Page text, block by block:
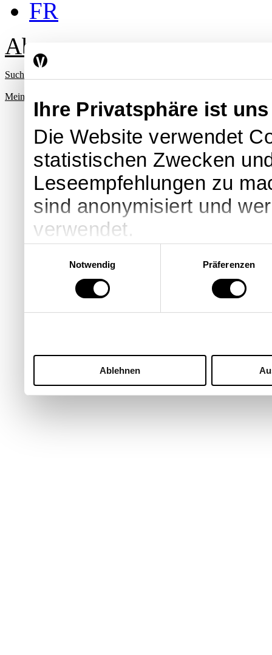
Ihre Privatsphäre ist
Die Website verwendet
statistischen Zwecken
Leseempfehlungen zu
sind anonymisiert und
verwendet.
Notwendig
Präferenzen
Ablehnen
FR
Abo
Suche
Mein Profil